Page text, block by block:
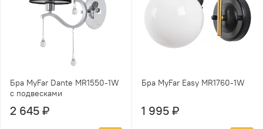
Бра MyFar Dante MR1550-1W
с подвесками
2 645 ₽
Бра MyFar Easy MR1760-1W
1 995 ₽